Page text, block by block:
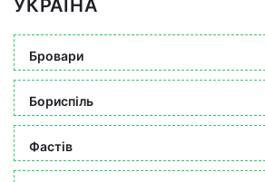
УКРАЇНА
Бровари
Бориспіль
Фастів